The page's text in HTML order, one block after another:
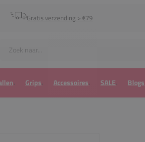
Gratis verzending > €79
Grips Accessoires SALE Blogs